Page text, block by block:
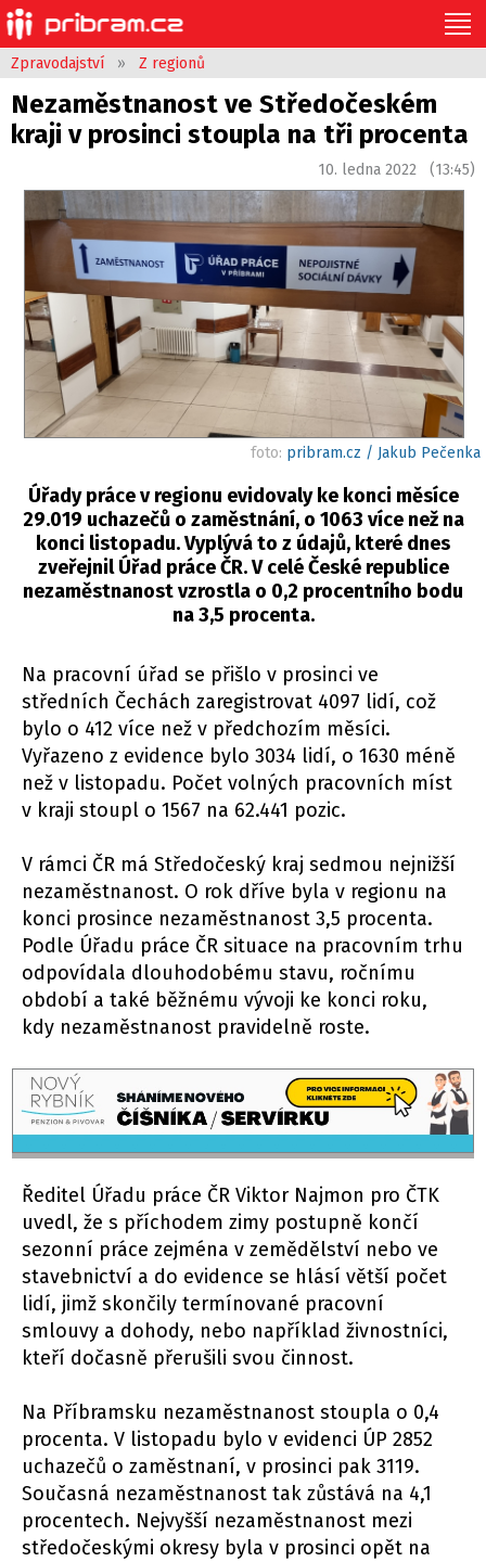
Zpravodajství » Z regionů
Nezaměstnanost ve Středočeském
kraji v prosinci stoupla na tři procenta
10. ledna 2022 (13:45)
foto: pribram.cz / Jakub Pečenka
Úřady práce v regionu evidovaly ke konci měsíce
29.019 uchazečů o zaměstnání, o 1063 více než na
konci listopadu. Vyplývá to z údajů, které dnes
zveřejnil Úřad práce ČR. V celé České republice
nezaměstnanost vzrostla o 0,2 procentního bodu
na 3,5 procenta.
Na pracovní úřad se přišlo v prosinci ve
středních Čechách zaregistrovat 4097 lidí, což
bylo o 412 více než v předchozím měsíci.
Vyřazeno z evidence bylo 3034 lidí, o 1630 méně
než v listopadu. Počet volných pracovních míst
v kraji stoupl o 1567 na 62.441 pozic.
V rámci ČR má Středočeský kraj sedmou nejnižší
nezaměstnanost. O rok dříve byla v regionu na
konci prosince nezaměstnanost 3,5 procenta.
Podle Úřadu práce ČR situace na pracovním trhu
odpovídala dlouhodobému stavu, ročnímu
období a také běžnému vývoji ke konci roku,
kdy nezaměstnanost pravidelně roste.
Ředitel Úřadu práce ČR Viktor Najmon pro ČTK
uvedl, že s příchodem zimy postupně končí
sezonní práce zejména v zemědělství nebo ve
stavebnictví a do evidence se hlásí větší počet
lidí, jimž skončily termínované pracovní
smlouvy a dohody, nebo například živnostníci,
kteří dočasně přerušili svou činnost.
Na Příbramsku nezaměstnanost stoupla o 0,4
procenta. V listopadu bylo v evidenci ÚP 2852
uchazečů o zaměstnaní, v prosinci pak 3119.
Současná nezaměstnanost tak zůstává na 4,1
procentech. Nejvyšší nezaměstnanost mezi
středočeskými okresy byla v prosinci opět na